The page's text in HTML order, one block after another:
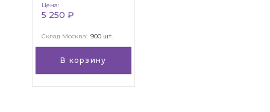
зарядки "Max"
Цена:
5 250 ₽
Склад Москва: 900 шт.
В корзину